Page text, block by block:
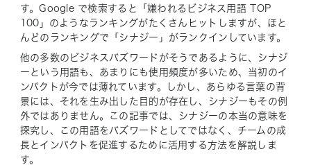
す。Google で検索すると「嫌われるビジネス用語 TOP
100」のようなランキングがたくさんヒットしますが、ほと
んどのランキングで「シナジー」がランクインしています。
他の多数のビジネスバズワードがそうであるように、シナジ
ーという用語も、あまりにも使用頻度が多いため、当初のイ
ンパクトが今では薄れています。しかし、あらゆる言葉の背
景には、それを生み出した目的が存在し、シナジーもその例
外ではありません。この記事では、シナジーの本当の意味を
探究し、この用語をバズワードとしてではなく、チームの成
長とインパクトを促進するために活用する方法を解説しま
す。